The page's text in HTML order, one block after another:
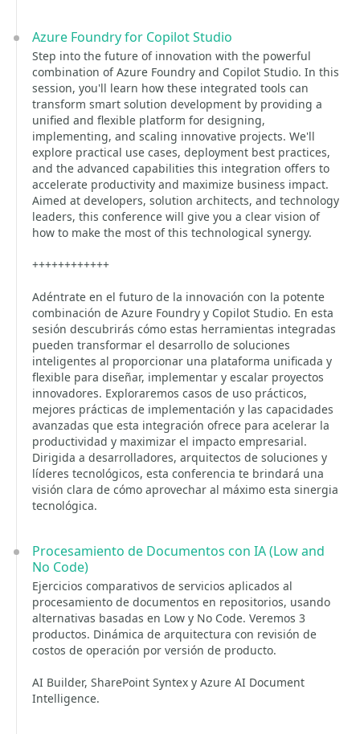
Azure Foundry for Copilot Studio
Step into the future of innovation with the powerful
combination of Azure Foundry and Copilot Studio. In this
session, you'll learn how these integrated tools can
transform smart solution development by providing a
unified and flexible platform for designing,
implementing, and scaling innovative projects. We'll
explore practical use cases, deployment best practices,
and the advanced capabilities this integration offers to
accelerate productivity and maximize business impact.
Aimed at developers, solution architects, and technology
leaders, this conference will give you a clear vision of
how to make the most of this technological synergy.
++++++++++++
Adéntrate en el futuro de la innovación con la potente
combinación de Azure Foundry y Copilot Studio. En esta
sesión descubrirás cómo estas herramientas integradas
pueden transformar el desarrollo de soluciones
inteligentes al proporcionar una plataforma unificada y
flexible para diseñar, implementar y escalar proyectos
innovadores. Exploraremos casos de uso prácticos,
mejores prácticas de implementación y las capacidades
avanzadas que esta integración ofrece para acelerar la
productividad y maximizar el impacto empresarial.
Dirigida a desarrolladores, arquitectos de soluciones y
líderes tecnológicos, esta conferencia te brindará una
visión clara de cómo aprovechar al máximo esta sinergia
tecnológica.
Procesamiento de Documentos con IA (Low and
No Code)
Ejercicios comparativos de servicios aplicados al
procesamiento de documentos en repositorios, usando
alternativas basadas en Low y No Code. Veremos 3
productos. Dinámica de arquitectura con revisión de
costos de operación por versión de producto.
AI Builder, SharePoint Syntex y Azure AI Document
Intelligence.